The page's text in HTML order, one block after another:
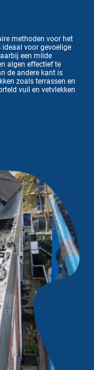
methoden voor het
voor gevoelige
een milde
algen effectief te
de andere kant is
zoals terrassen en
vuil en vetvlekken